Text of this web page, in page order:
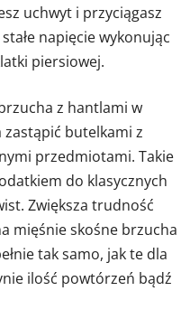
uchwyt i przyciągasz
napięcie wykonując
piersiowej.
z hantlami w
butelkami z
przedmiotami. Takie
do klasycznych
Zwiększa trudność
mięśnie skośne brzucha
tak samo, jak te dla
ilość powtórzeń bądź